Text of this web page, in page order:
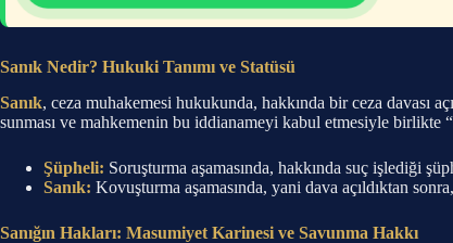
Sanık Nedir? Hukuki Tanımı ve Statüsü
Sanık, ceza muhakemesi hukukunda, hakkında bir ceza davası
sunması ve mahkemenin bu iddianameyi kabul etmesiyle birlikte
Şüpheli: Soruşturma aşamasında, hakkında suç işlediği
Sanık: Kovuşturma aşamasında, yani dava açıldıktan
Sanığın Hakları: Masumiyet Karinesi ve Savunma Hakkı